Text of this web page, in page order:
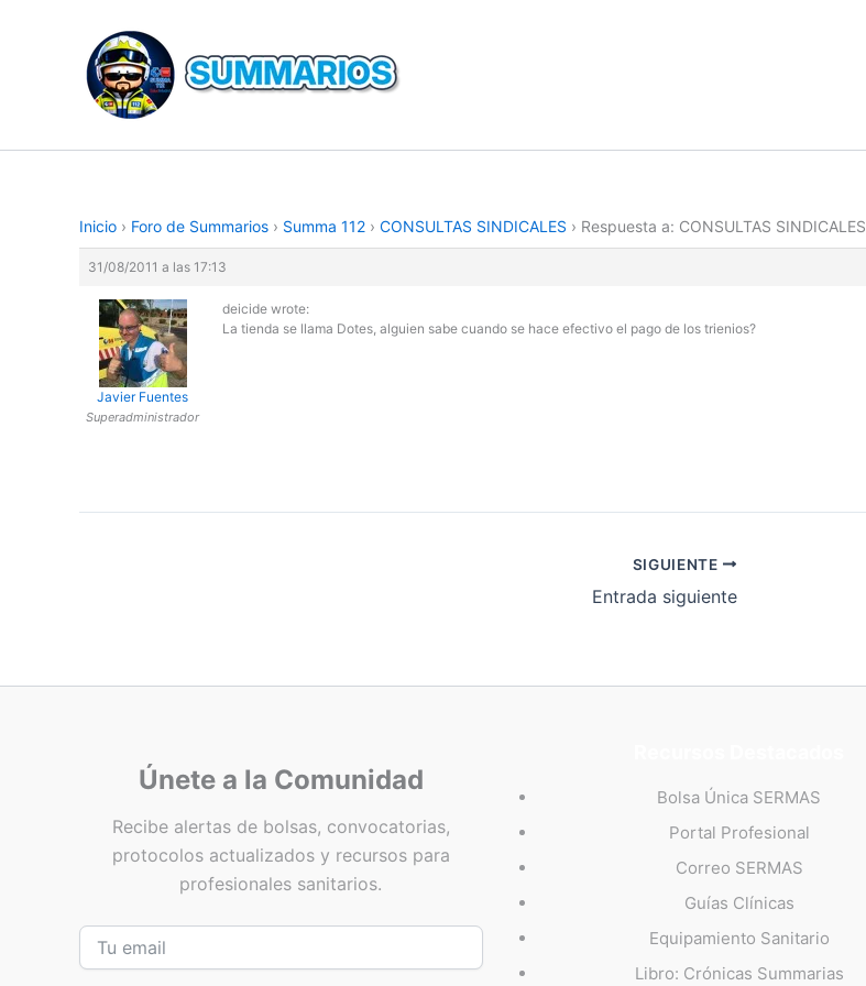
contenido
Inicio › Foro de Summarios › Summa 112 › CONSULTAS SINDICALES › Respuesta a: CONSULTAS SINDICALES
31/08/2011 a las 17:13
Javier Fuentes
Superadministrador
deicide wrote:
La tienda se llama Dotes, alguien sabe cuando se hace efectivo el pago de los trienios?
SIGUIENTE
Entrada siguiente
Únete a la Comunidad
Recibe alertas de bolsas, convocatorias,
protocolos actualizados y recursos para
profesionales sanitarios.
Bolsa Única SERMAS
Portal Profesional
Correo SERMAS
Guías Clínicas
Equipamiento Sanitario
Libro: Crónicas Summarias